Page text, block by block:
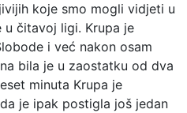
koje smo mogli vidjeti u
u čitavoj ligi. Krupa je
i već nakon osam
bila je u zaostatku od dva
minuta Krupa je
je ipak postigla još jedan